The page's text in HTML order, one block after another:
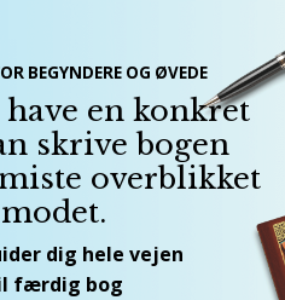
BEGYNDERE OG ØVEDE
en konkret
skrive bogen
overblikket
dig hele vejen
færdig bog